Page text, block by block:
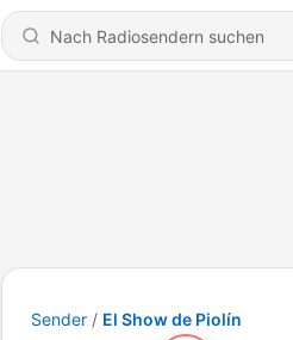
Sender El Show de Piolín